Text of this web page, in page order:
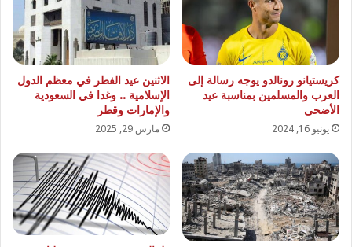
كريستيانو رونالدو يوجه رسالة إلى
العرب والمسلمين بمناسبة عيد
الأضحى
يونيو 16, 2024
الاثنين عيد الفطر في معظم الدول
الإسلامية .. وغدا في السعودية
والإمارات وقطر
مارس 29, 2025